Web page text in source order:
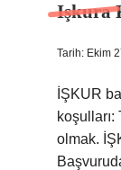
Işkura
Tarih: Ekim
İŞKUR
olmak.